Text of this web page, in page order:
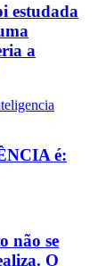
estudada
a
é:
não se
O